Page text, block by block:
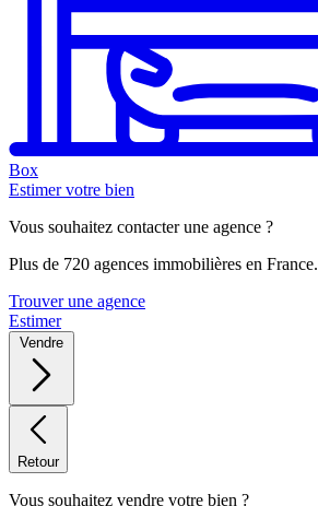
Box
Estimer votre bien
Vous souhaitez contacter une agence ?
Plus de 720 agences immobilières en France.
Trouver une agence
Estimer
Vendre
Retour
Vous souhaitez vendre votre bien ?